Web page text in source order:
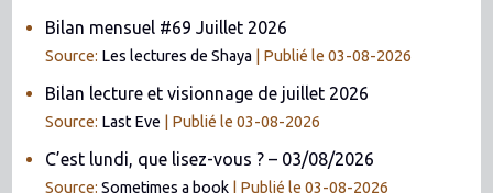
Bilan mensuel #69 Juillet 2026
Source: Les lectures de Shaya Publié le 03-08-2026
Bilan lecture et visionnage de juillet 2026
Source: Last Eve Publié le 03-08-2026
C’est lundi, que lisez-vous ? – 03/08/2026
Source:Sometimes a book Publié le 03-08-2026